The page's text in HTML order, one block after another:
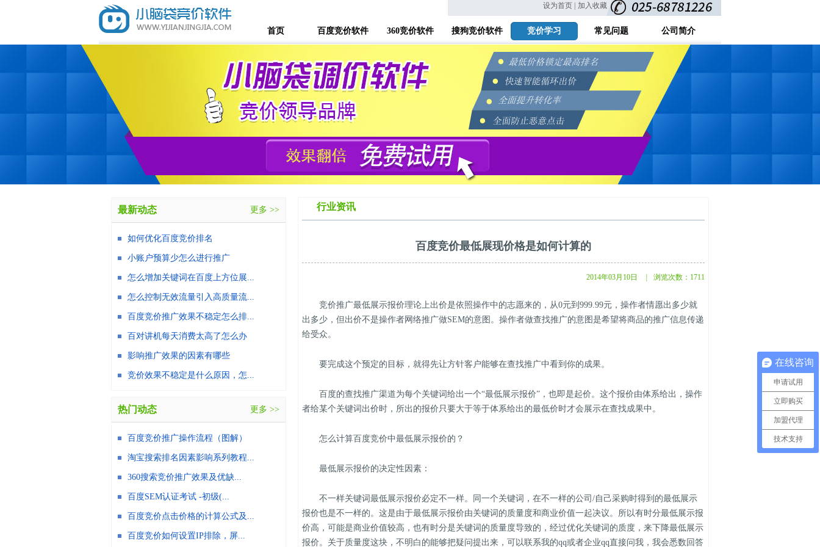
设为首页 | 加入收藏
首页 百度竞价软件 360竞价软件 搜狗竞价软件 竞价学习 常见问题 公司简介
行业资讯
百度竞价最低展现价格是如何计算的
2014年03月10日 浏览次数： 1711
竞价推广最低展示报价理论上出价是依照操作中的志愿来的，从0元到999.99元，操作者情愿出多少就
出多少，但出价不是操作者网络推广做SEM的意图。操作者做查找推广的意图是希望将商品的推广信息传递
给受众。
要完成这个预定的目标，就得先让方针客户能够在查找推广中看到你的成果。
百度的查找推广渠道为每个关键词给出一个“最低展示报价”，也即是起价。这个报价由体系给出，操作
者给某个关键词出价时，所出的报价只要大于等于体系给出的最低价时才会展示在查找成果中。
怎么计算百度竞价中最低展示报价的？
最低展示报价的决定性因素：
不一样关键词最低展示报价必定不一样。同一个关键词，在不一样的公司/自己采购时得到的最低展示
报价也是不一样的。这是由于最低展示报价由关键词的质量度和商业价值一起决议。所以有时分最低展示报
价高，可能是商业价值较高，也有时分是关键词的质量度导致的，经过优化关键词的质度，来下降最低展示
报价。关于质量度这块，不明白的能够把疑问提出来，可以联系我的qq或者企业qq直接问我，我会悉数回答
最新动态 更多 >>
如何优化百度竞价排名
小账户预算少怎么进行推广
怎么增加关键词在百度上方位展...
怎么控制无效流量引入高质量流...
百度竞价推广效果不稳定怎么排...
百对讲机每天消费太高了怎么办
影响推广效果的因素有哪些
竞价效果不稳定是什么原因，怎...
热门动态 更多 >>
百度竞价推广操作流程（图解）
淘宝搜索排名因素影响系列教程...
360搜索竞价推广效果及优缺...
百度SEM认证考试 -初级(...
百度竞价点击价格的计算公式及...
百度竞价如何设置IP排除，屏...
在线咨询
申请试用
立即购买
加盟代理
技术支持